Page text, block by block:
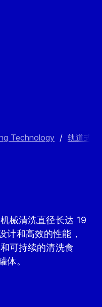
Technology / 轨道式清
械清洗直径长达 19
计和高效的性能，
可持续的清洗食
体。